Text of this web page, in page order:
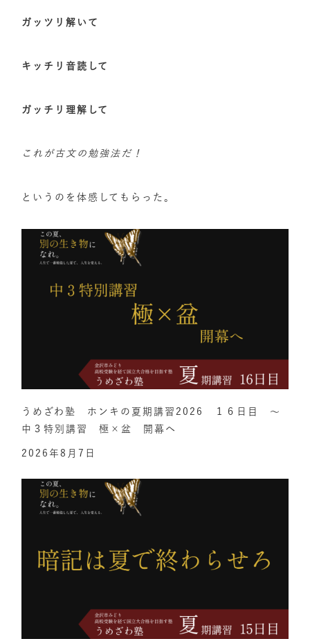
ガッツリ解いて
キッチリ音読して
ガッチリ理解して
これが古文の勉強法だ！
というのを体感してもらった。
うめざわ塾 ホンキの夏期講習2026 １６日目 ～
中３特別講習 極×盆 開幕へ
2026年8月7日